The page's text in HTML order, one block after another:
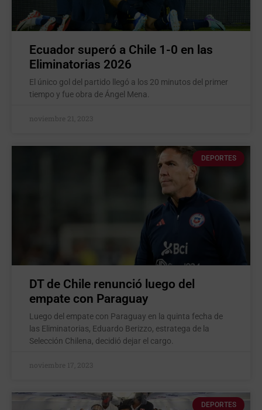
Ecuador superó a Chile 1-0 en las
Eliminatorias 2026
El único gol del partido llegó a los 20 minutos del primer
tiempo y fue obra de Ángel Mena.
noviembre 21, 2023
DEPORTES
DT de Chile renunció luego del
empate con Paraguay
Luego del empate con Paraguay en la quinta fecha de
las Eliminatorias, Eduardo Berizzo, estratega de la
Selección Chilena, decidió dejar el cargo.
noviembre 17, 2023
DEPORTES